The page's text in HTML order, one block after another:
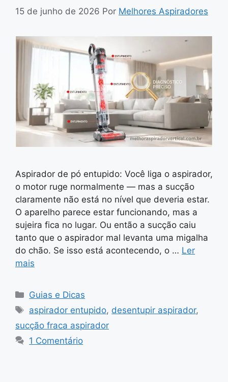
15 de junho de 2026 Por Melhores Aspiradores
Aspirador de pó entupido: Você liga o aspirador,
o motor ruge normalmente — mas a sucção
claramente não está no nível que deveria estar.
O aparelho parece estar funcionando, mas a
sujeira fica no lugar. Ou então a sucção caiu
tanto que o aspirador mal levanta uma migalha
do chão. Se isso está acontecendo, o … Ler
mais
Categorias
Guias e Dicas
Tags
aspirador entupido, desentupir aspirador,
sucção fraca aspirador
1 Comentário